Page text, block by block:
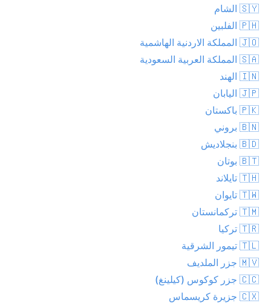
🇸🇾 الشام
🇵🇭 الفلبين
🇯🇴 المملكة الاردنية الهاشمية
🇸🇦 المملكة العربية السعودية
🇮🇳 الهند
🇯🇵 اليابان
🇵🇰 باكستان
🇧🇳 بروني
🇧🇩 بنجلاديش
🇧🇹 بوتان
🇹🇭 تايلاند
🇹🇼 تايوان
🇹🇲 تركمانستان
🇹🇷 تركيا
🇹🇱 تيمور الشرقية
🇲🇻 جزر الملديف
🇨🇨 جزر كوكوس (كيلينغ)
🇨🇽 جزيرة كريسماس